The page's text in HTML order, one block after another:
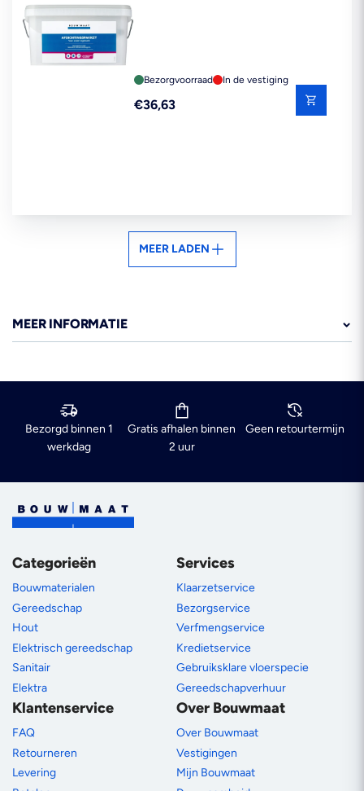
Bezorgvoorraad In de vestiging
Reguliere
€36,63
MEER LADEN
MEER INFORMATIE
Bezorgd binnen 1
werkdag
Gratis afhalen binnen
2 uur
Geen retourtermijn
Categorieën
Bouwmaterialen
Gereedschap
Hout
Elektrisch gereedschap
Sanitair
Elektra
Services
Klaarzetservice
Bezorgservice
Verfmengservice
Kredietservice
Gebruiksklare vloerspecie
Gereedschapverhuur
Klantenservice
FAQ
Retourneren
Levering
Over Bouwmaat
Over Bouwmaat
Vestigingen
Mijn Bouwmaat